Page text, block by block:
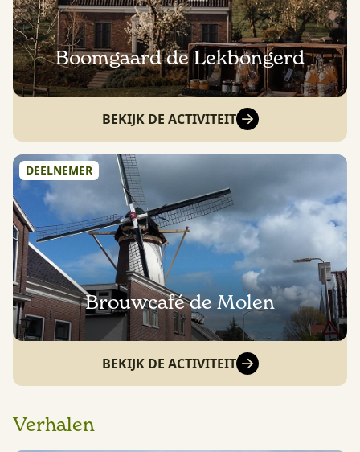
Boomgaard de Lekbongerd
BEKIJK DE ACTIVITEIT
DEELNEMER
Brouwcafé de Molen
BEKIJK DE ACTIVITEIT
Verhalen